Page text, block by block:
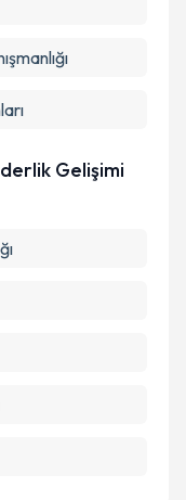
Gelişimi